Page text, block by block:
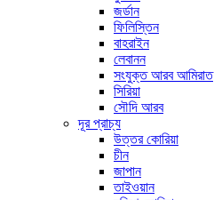
জর্ডান
ফিলিস্তিন
বাহরাইন
লেবানন
সংযুক্ত আরব আমিরাত
সিরিয়া
সৌদি আরব
দূর প্রাচ্য
উত্তর কোরিয়া
চীন
জাপান
তাইওয়ান